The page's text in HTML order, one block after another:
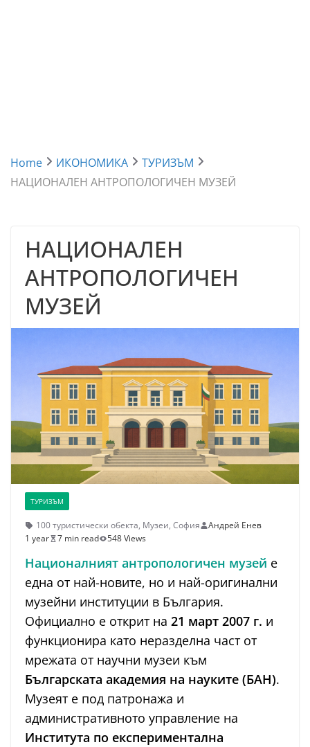
Home ИКОНОМИКА
ТУРИЗЪМ
НАЦИОНАЛЕН АНТРОПОЛОГИЧЕН МУЗЕЙ
НАЦИОНАЛЕН
АНТРОПОЛОГИЧЕН
МУЗЕЙ
ТУРИЗЪМ
100 туристически обекта, Музеи, София
Андрей Енев
1 year
7 min read 548 Views
Националният антропологичен музей е
една от най-новите, но и най-оригинални
музейни институции в България.
Официално е открит на 21 март 2007 г. и
функционира като неразделна част от
мрежата от научни музеи към
Българската академия на науките (БАН).
Музеят е под патронажа и
административното управление на
Института по експериментална